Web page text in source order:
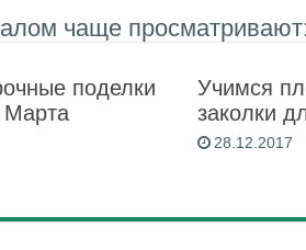
чаще
поделки
Марта
Учимся
заколки
28.12.2017